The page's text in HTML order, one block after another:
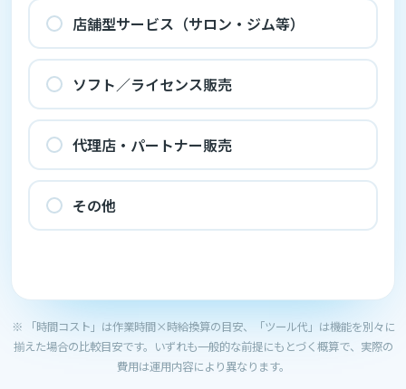
店舗型サービス（サロン・ジム等）
ソフト／ライセンス販売
代理店・パートナー販売
その他
※ 「時間コスト」は作業時間×時給換算の目安、「ツール代」は機能を別々に
揃えた場合の比較目安です。いずれも一般的な前提にもとづく概算で、実際の
費用は運用内容により異なります。